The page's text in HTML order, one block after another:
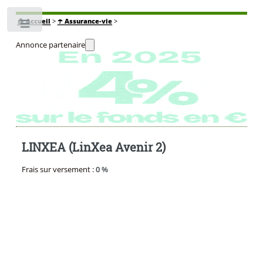
🏠Accueil > ☂️ Assurance-vie>
Annonce partenaire
LINXEA (LinXea Avenir 2)
Frais sur versement :0 %
Toggle